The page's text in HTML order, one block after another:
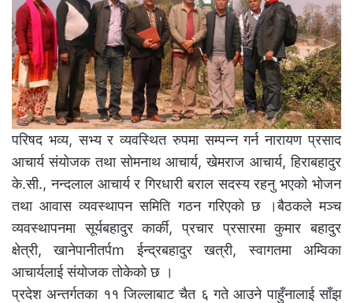
परिषद भव्य, सभ्य र व्यवस्थित रुपमा सम्पन्न गर्न नारायण प्रसाद
आचार्य संयोजक तथा सोमनाथ आचार्य, खेमराज आचार्य, हिराबहादुर
के.सी., नन्दलाल आचार्य र गिरधारी बराल सदस्य रहनु भएको भोजन
तथा आवास व्यवस्थापन समिति गठन गरिएको छ ।बैठकले मञ्च
व्यवस्थापनमा सूर्यबहादुर कार्की, प्रचार प्रसारमा कुमार बहादुर
क्षेत्री, खानेपानीतर्पm ईन्द्रबहादुर खत्री, स्वागतमा अम्विका
आचार्यलाई संयोजक तोकेको छ ।
प्रदेश अन्तर्गतका ११ जिल्लाबाट चैत ६ गते आउने पाहुँनालाई साँझ